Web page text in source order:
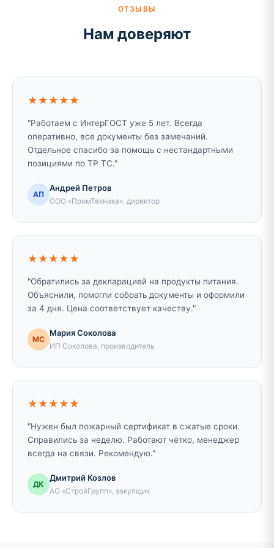
ОТЗЫВЫ
Нам доверяют
★★★★★
"Работаем с ИнтерГОСТ уже 5 лет. Всегда
оперативно, все документы без замечаний.
Отдельное спасибо за помощь с нестандартными
позициями по ТР ТС."
АП
Андрей Петров
ООО «ПромТехника», директор
★★★★★
"Обратились за декларацией на продукты питания.
Объяснили, помогли собрать документы и оформили
за 4 дня. Цена соответствует качеству."
МС
Мария Соколова
ИП Соколова, производитель
★★★★★
"Нужен был пожарный сертификат в сжатые сроки.
Справились за неделю. Работают чётко, менеджер
всегда на связи. Рекомендую."
ДК
Дмитрий Козлов
АО «СтройГрупп», закупщик